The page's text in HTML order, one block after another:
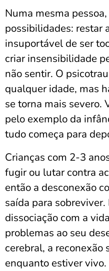
Numa mesma
possibilidades: restar
insuportável de ser
criar insensibilidade
não sentir. O
qualquer idade, mas
se torna mais severo.
pelo exemplo da
tudo começa para
Crianças com 2-3
fugir ou lutar contra
então a desconexão
saída para sobreviver.
dissociação com a
problemas ao seu
cerebral, a reconexão
enquanto estiver vivo.